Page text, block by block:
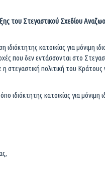
του Στεγαστικού Σχεδίου
κατοικίας για μόνιμη
που δεν εντάσσονται στο
στεγαστική πολιτική του Κράτους
ιδιόκτητης κατοικίας για μόνιμη